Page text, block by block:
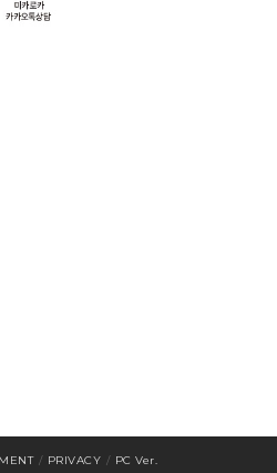
/ PRIVACY / PC Ver.